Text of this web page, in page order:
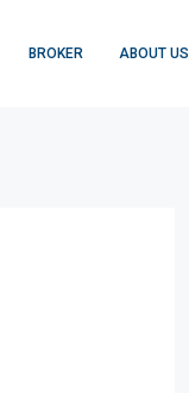
BROKER ABOUT US